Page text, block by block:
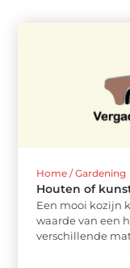
Home / Gardening
Houten of
Een mooi kozijn
waarde van een
verschillende